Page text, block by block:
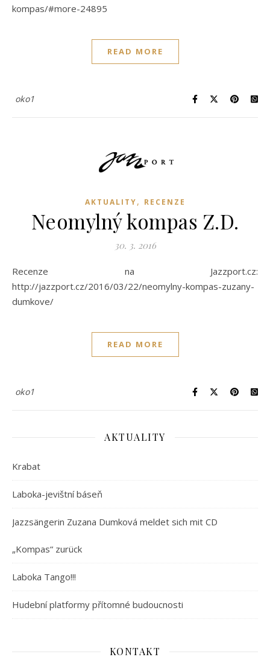
kompas/#more-24895
READ MORE
oko1
AKTUALITY, RECENZE
Neomylný kompas Z.D.
30. 3. 2016
Recenze na Jazzport.cz:
http://jazzport.cz/2016/03/22/neomylny-kompas-zuzany-
dumkove/
READ MORE
oko1
AKTUALITY
Krabat
Laboka-jevištní báseň
Jazzsängerin Zuzana Dumková meldet sich mit CD
„Kompas“ zurück
Laboka Tango!!!
Hudební platformy přítomné budoucnosti
KONTAKT